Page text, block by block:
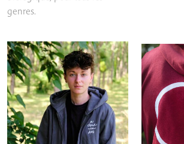
genres.